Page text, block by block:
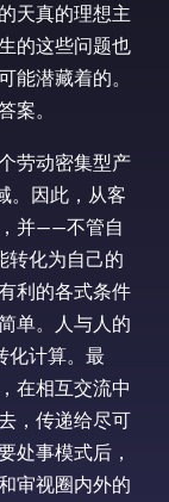
天真的理想主
的这些问题也
能潜藏着的。
案。
劳动密集型产
。因此，从客
并——不管自
转化为自己的
利的各式条件
单。人与人的
化计算。最
在相互交流中
，传递给尽可
处事模式后，
审视圈内外的